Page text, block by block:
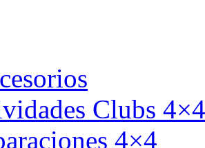
Clubs 4×4
4×4